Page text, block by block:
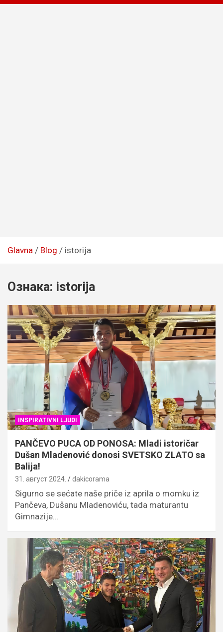
Glavna Blog istorija
Ознака: istorija
INSPIRATIVNI LJUDI
PANČEVO PUCA OD PONOSA: Mladi istoričar
Dušan Mladenović donosi SVETSKO ZLATO sa
Balija!
31. август 2024. dakicorama
Sigurno se sećate naše priče iz aprila o momku iz
Pančeva, Dušanu Mladenoviću, tada maturantu
Gimnazije…